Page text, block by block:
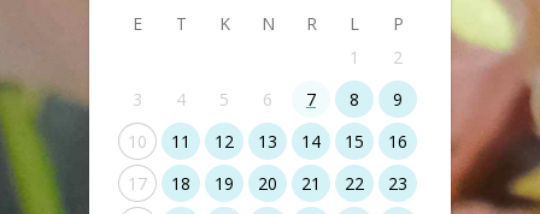
E T K N R L P
1
2
3
4 5 6 7 8
9
10
11 12 13 14 15
16
17
18 19 20 21 22 23